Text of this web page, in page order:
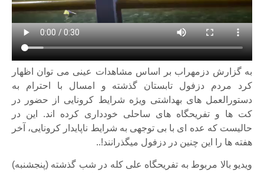
به گزارش دزمهراب بر اساس مشاهدات عینی می توان اظهار
کرد مردم دزفول تابستان گذشته و امسال با احترام به
دستورالعمل های بهداشتی ویژه شرایط کرونایی از حضور در
کت ها و تفریحگاه های ساحلی خودداری کرده اند. این در
حالیست که عده ای با بی توجهی به شرایط ناپایدار کرونایی، آخر
هفته ها را این چنین در دزفول میگذرانند!..
ویدیو بالا مربوط به تفریحگاه علی کله در شب گذشته (پنجشنبه)